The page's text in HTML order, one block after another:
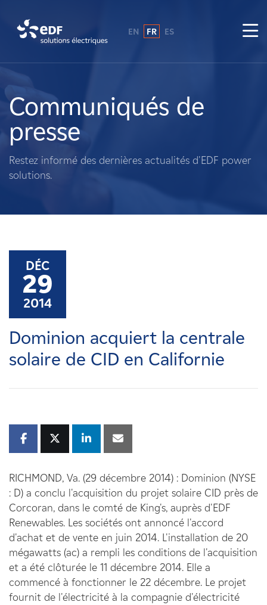
A propos de nous
Ce que nous faisons
Propriétaires fonciers
Carrières
Nouvelles
Contactez-nous
EN FR ES
Communiqués de
presse
Restez informé des dernières actualités d'EDF power
solutions.
DÉC
29
2014
Dominion acquiert la centrale
solaire de CID en Californie
RICHMOND, Va. (29 décembre 2014) : Dominion (NYSE
: D) a conclu l'acquisition du projet solaire CID près de
Corcoran, dans le comté de King's, auprès d'EDF
Renewables. Les sociétés ont annoncé l'accord
d'achat et de vente en juin 2014. L'installation de 20
mégawatts (ac) a rempli les conditions de l'acquisition
et a été clôturée le 11 décembre 2014. Elle a
commencé à fonctionner le 22 décembre. Le projet
fournit de l'électricité à la compagnie d'électricité